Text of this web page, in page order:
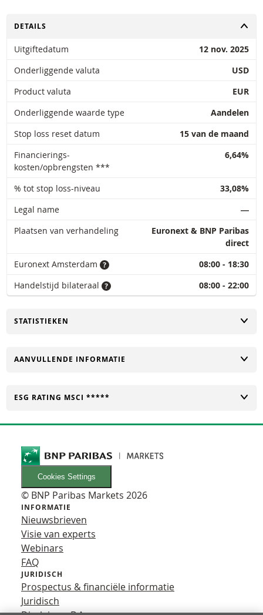
TOGGLE
DETAILS
Uitgiftedatum
12 nov. 2025
Onderliggende valuta
USD
Product valuta
EUR
Onderliggende waarde type
Aandelen
Stop loss reset datum
15 van de maand
Financierings-
kosten/opbrengsten ***
6,64%
% tot stop loss-niveau
33,08%
Legal name
―
Plaatsen van verhandeling
Euronext & BNP Paribas
direct
Euronext Amsterdam
08:00 - 18:30
Handelstijd bilateraal
08:00 - 22:00
TOGGLE
STATISTIEKEN
TOGGLE
AANVULLENDE INFORMATIE
TOGGLE
ESG RATING MSCI *****
Cookies Settings
© BNP Paribas Markets 2026
INFORMATIE
Nieuwsbrieven
Visie van experts
Webinars
FAQ
JURIDISCH
Prospectus & financiële informatie
Juridisch